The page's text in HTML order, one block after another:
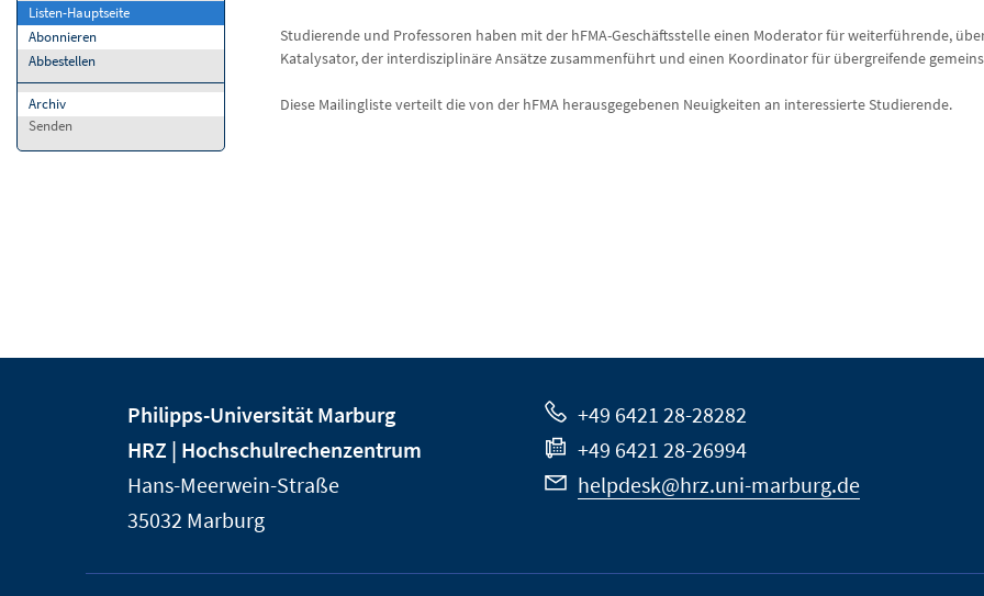
Listen-Hauptseite
Abonnieren
Abbestellen
Archiv
Senden
Studierende und Professoren haben mit der hFMA-Geschäftsstelle einen Moderator für weiterführende,
Katalysator, der interdisziplinäre Ansätze zusammenführt und einen Koordinator für übergreifende
Diese Mailingliste verteilt die von der hFMA herausgegebenen Neuigkeiten an interessierte Studierende.
Informationen
der
Universität
Marburg
Philipps-Universität Marburg
HRZ | Hochschulrechenzentrum
Hans-Meerwein-Straße
35032 Marburg
+49 6421 28-28282
+49 6421 28-26994
helpdesk@hrz.uni-marburg.de